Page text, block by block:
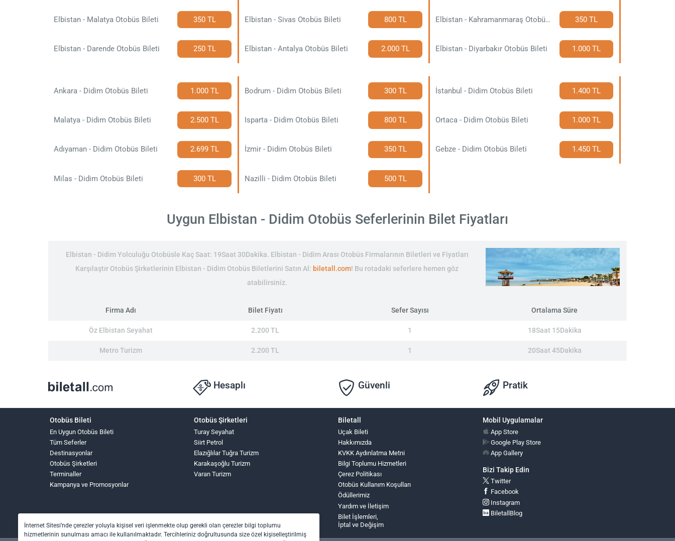
Elbistan - Malatya Otobüs Bileti 350 TL Elbistan - Sivas Otobüs Bileti 800 TL Elbistan - Kahramanmaraş Otobüs Bileti 350 TL
Elbistan - Darende Otobüs Bileti 250 TL Elbistan - Antalya Otobüs Bileti 2.000 TL Elbistan - Diyarbakır Otobüs Bileti 1.000 TL
Ankara - Didim Otobüs Bileti 1.000 TL Bodrum - Didim Otobüs Bileti 300 TL İstanbul - Didim Otobüs Bileti 1.400 TL
Malatya - Didim Otobüs Bileti 2.500 TL Isparta - Didim Otobüs Bileti 800 TL Ortaca - Didim Otobüs Bileti 1.000 TL
Adıyaman - Didim Otobüs Bileti 2.699 TL İzmir - Didim Otobüs Bileti 350 TL Gebze - Didim Otobüs Bileti 1.450 TL
Milas - Didim Otobüs Bileti 300 TL Nazilli - Didim Otobüs Bileti 500 TL
Uygun Elbistan - Didim Otobüs Seferlerinin Bilet Fiyatları
Elbistan - Didim Yolculuğu Otobüsle Kaç Saat: 19Saat 30Dakika. Elbistan - Didim Arası Otobüs Firmalarının Biletleri ve Fiyatları
Karşılaştır Otobüs Şirketlerinin Elbistan - Didim Otobüs Biletlerini Satın Al: biletall.com! Bu rotadaki seferlere hemen göz
atabilirsiniz.
Firma Adı Bilet Fiyatı Sefer Sayısı Ortalama Süre
Öz Elbistan Seyahat 2.200 TL 1 18Saat 15Dakika
Metro Turizm 2.200 TL 1 20Saat 45Dakika
Hesaplı Güvenli Pratik
Otobüs Bileti
En Uygun Otobüs Bileti
Tüm Seferler
Destinasyonlar
Otobüs Şirketleri
Terminaller
Kampanya ve Promosyonlar
Otobüs Şirketleri
Turay Seyahat
Siirt Petrol
Elazığlılar Tuğra Turizm
Karakaşoğlu Turizm
Varan Turizm
Biletall
Uçak Bileti
Hakkımızda
KVKK Aydınlatma Metni
Bilgi Toplumu Hizmetleri
Çerez Politikası
Otobüs Kullanım Koşulları
Ödüllerimiz
Yardım ve İletişim
Bilet İşlemleri,
İptal ve Değişim
Mobil Uygulamalar
App Store
Google Play Store
App Gallery
Bizi Takip Edin
Twitter
Facebook
Instagram
BiletallBlog
İnternet Sitesi’nde çerezler yoluyla kişisel veri işlenmekte olup gerekli olan çerezler bilgi toplumu
hizmetlerinin sunulması amacı ile kullanılmaktadır. Tercihleriniz doğrultusunda size özel kişiselleştirilmiş